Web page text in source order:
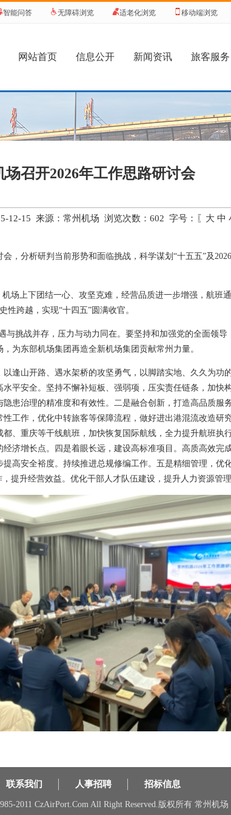
智能问答 无障碍浏览 适老化浏览 移动端浏览
网站首页 信息公开 新闻资讯 旅客服务
场召开2026年工作思路研讨会
12-15 来源：常州机场 浏览次数： 602 字号：〖 大 中
，分析研判当前形势和面临挑战，科学谋划“十五五”及
场上下团结一心、攻坚克难，经营品质进一步增强，航班
性跨越，实现“十四五”圆满收官。
与挑战并存，压力与动力同在。要坚持和加强党的全面领
为东部机场集团再造全新机场集团贡献常州力量。
逢山开路、遇水架桥的攻坚勇气，以脚踏实地、久久为功
平安全。坚持不懈补短板、强弱项，压实责任链条，加快
患治理的精准度和有效性。二是融合创新，打造高品质服
工作，优化中转旅客等保障流程，做好进出港混流改造研
、重庆等干线航班，加快恢复国际航线，全力提升航班执
济增长点。四是着眼长远，建设高标准项目。高质高效完
高安全裕度。持续推进总规修编工作。五是精细管理，优
提升经营效益。优化干部人才队伍建设，提升人力资源管
联系我们 人事招聘 招标信息
2011 CzAirPort.Com All Right Reserved.版权所有 常州机场